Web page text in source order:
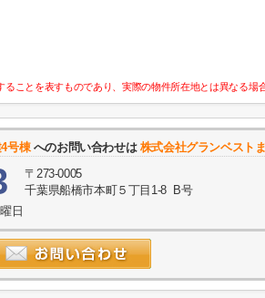
ことを表すものであり、実際の物件所在地とは異なる場
号棟へのお問い合わせは 株式会社グランベスト
〒273-0005
千葉県船橋市本町５丁目1-8 B号
日